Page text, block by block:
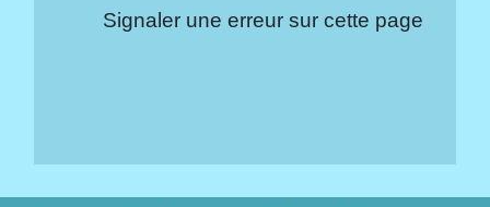
Signaler une erreur sur cette page